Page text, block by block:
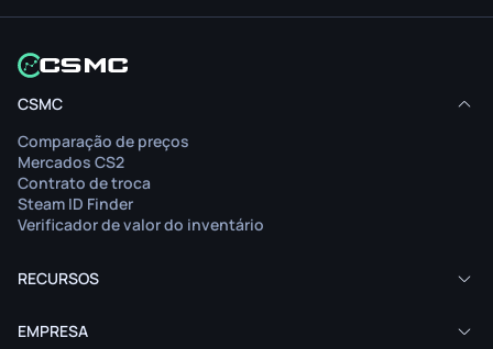
CSMC
Comparação de preços
Mercados CS2
Contrato de troca
Steam ID Finder
Verificador de valor do inventário
RECURSOS
EMPRESA